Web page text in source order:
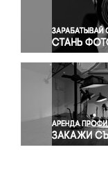
Религия
Светская
Спорт
Экология